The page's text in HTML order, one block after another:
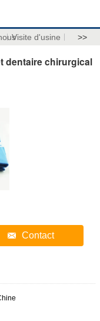
Visite d'usine >>
dentaire chirurgical
Contact